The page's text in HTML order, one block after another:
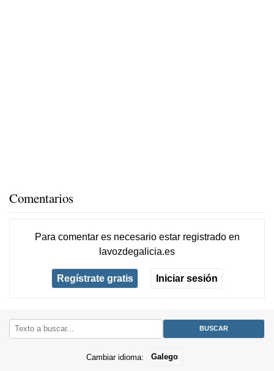
Comentarios
Para comentar es necesario estar registradoen
lavozdegalicia.es
Regístrate gratis Iniciar sesión
Cambiar idioma: Galego